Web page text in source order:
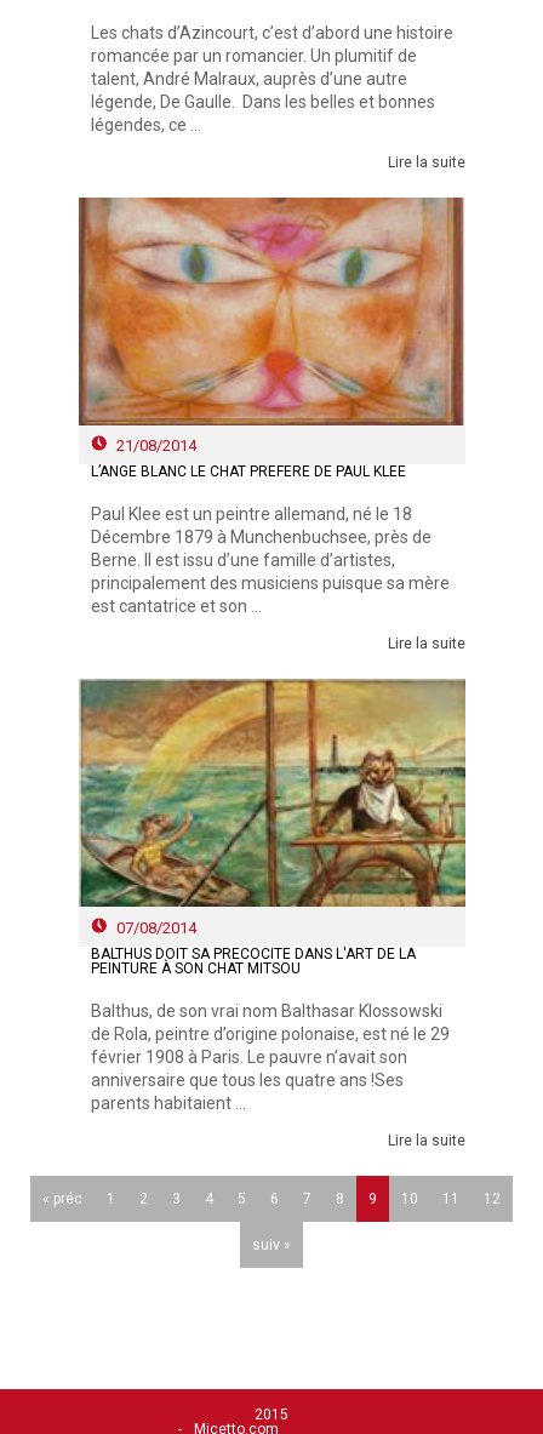
Les chats d’Azincourt, c’est d’abord une histoire
romancée par un romancier. Un plumitif de
talent, André Malraux, auprès d’une autre
légende, De Gaulle. Dans les belles et bonnes
légendes, ce ...
Lire la suite
21/08/2014
L’ANGE BLANC LE CHAT PRÉFÉRÉ DE PAUL KLEE
Paul Klee est un peintre allemand, né le 18
Décembre 1879 à Munchenbuchsee, près de
Berne. Il est issu d’une famille d’artistes,
principalement des musiciens puisque sa mère
est cantatrice et son ...
Lire la suite
07/08/2014
BALTHUS DOIT SA PRÉCOCITÉ DANS L'ART DE LA
PEINTURE À SON CHAT MITSOU
Balthus, de son vrai nom Balthasar Klossowski
de Rola, peintre d’origine polonaise, est né le 29
février 1908 à Paris. Le pauvre n’avait son
anniversaire que tous les quatre ans !Ses
parents habitaient ...
Lire la suite
« préc 1 2 3 4 5 6 7 8 9 10 11 12
suiv »
2015
Micetto.com